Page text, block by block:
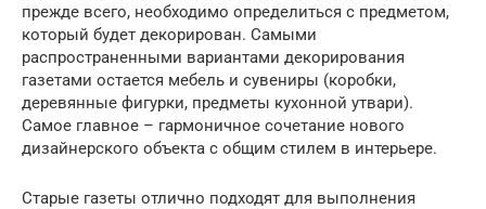
прежде всего, необходимо определиться с предметом,
который будет декорирован. Самыми
распространенными вариантами декорирования
газетами остается мебель и сувениры (коробки,
деревянные фигурки, предметы кухонной утвари).
Самое главное – гармоничное сочетание нового
дизайнерского объекта с общим стилем в интерьере.
Старые газеты отлично подходят для выполнения